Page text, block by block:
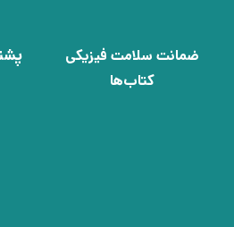
ضمانت سلامت فیزیکی
کتاب‌ها